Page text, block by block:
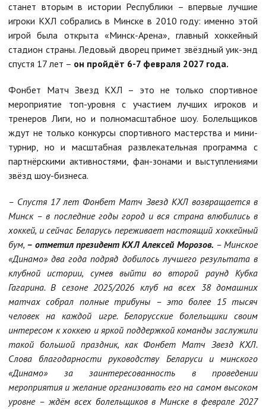
станет вторым в истории Республики – впервые лучшие
игроки КХЛ собрались в Минске в 2010 году: именно этой
игрой была открыта «Минск-Арена», главный хоккейный
стадион страны. Ледовый дворец примет звёздный уик-энд
спустя 17 лет – он пройдёт 6-7 февраля 2027 года.
Фонбет Матч Звезд КХЛ – это не только спортивное
мероприятие топ-уровня с участием лучших игроков и
тренеров Лиги, но и полномасштабное шоу. Болельщиков
ждут не только конкурсы спортивного мастерства и мини-
турнир, но и масштабная развлекательная программа с
партнёрскими активностями, фан-зонами и выступлениями
звёзд шоу-бизнеса.
– Спустя 17 лет Фонбет Матч Звезд КХЛ возвращается в
Минск – в последние годы город и вся страна влюбились в
хоккей, и сейчас Беларусь переживает настоящий хоккейный
бум, – отметил президент КХЛ Алексей Морозов. – Минское
«Динамо» два года подряд добилось лучшего результата в
клубной истории, сумев выйти во второй раунд Кубка
Гагарина. В сезоне 2025/2026 клуб на всех 38 домашних
матчах собрал полные трибуны – это более 15 тысяч
человек на каждой игре. Белорусские болельщики своим
интересом к хоккею и яркой поддержкой команды заслужили
такой большой праздник, как Фонбет Матч Звезд КХЛ.
Слова благодарности руководству Беларуси и минского
«Динамо» за заинтересованность в проведении
мероприятия и желание организовать его на самом высоком
уровне – ждём всех болельщиков в Минске в феврале 2027